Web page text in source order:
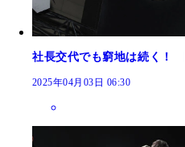
社長交代でも窮地は続く！
2025年04月03日 06:30